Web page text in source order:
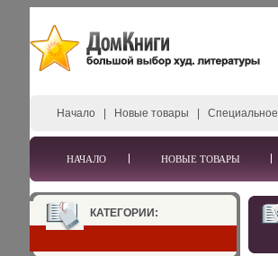
Начало Новые товары Специальное
НАЧАЛО НОВЫЕ ТОВАРЫ
КАТЕГОРИИ: